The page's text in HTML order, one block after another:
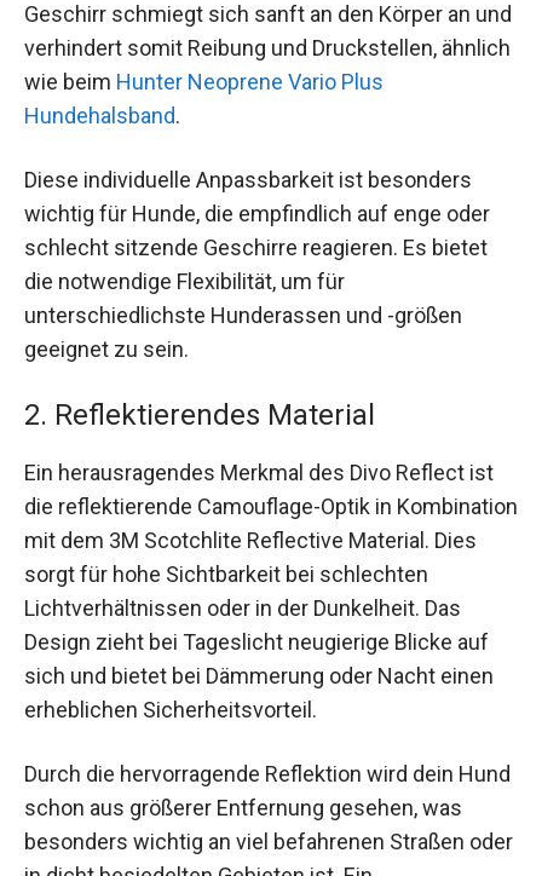
Geschirr schmiegt sich sanft an den Körper an und
verhindert somit Reibung und Druckstellen, ähnlich
wie beim Hunter Neoprene Vario Plus
Hundehalsband.
Diese individuelle Anpassbarkeit ist besonders
wichtig für Hunde, die empfindlich auf enge oder
schlecht sitzende Geschirre reagieren. Es bietet
die notwendige Flexibilität, um für
unterschiedlichste Hunderassen und -größen
geeignet zu sein.
2. Reflektierendes Material
Ein herausragendes Merkmal des Divo Reflect ist
die reflektierende Camouflage-Optik in Kombination
mit dem 3M Scotchlite Reflective Material. Dies
sorgt für hohe Sichtbarkeit bei schlechten
Lichtverhältnissen oder in der Dunkelheit. Das
Design zieht bei Tageslicht neugierige Blicke auf
sich und bietet bei Dämmerung oder Nacht einen
erheblichen Sicherheitsvorteil.
Durch die hervorragende Reflektion wird dein Hund
schon aus größerer Entfernung gesehen, was
besonders wichtig an viel befahrenen Straßen oder